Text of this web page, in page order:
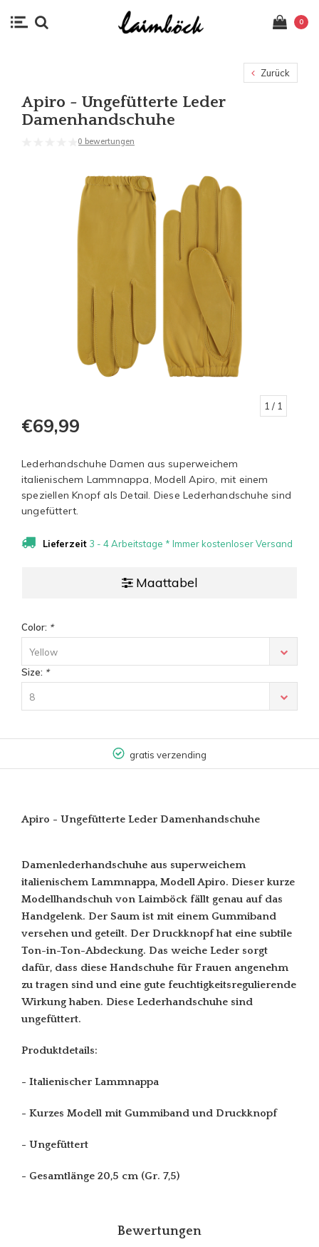
0
Zurück
Apiro - Ungefütterte Leder
Damenhandschuhe
0 bewertungen
1 / 1
€69,99
Lederhandschuhe Damen aus superweichem
italienischem Lammnappa, Modell Apiro, mit einem
speziellen Knopf als Detail. Diese Lederhandschuhe sind
ungefüttert.
Lieferzeit 3 - 4 Arbeitstage * Immer kostenloser Versand
Maattabel
Color: *
Yellow
Size: *
8
gratis verzending
Apiro - Ungefütterte Leder Damenhandschuhe
Damenlederhandschuhe aus superweichem
italienischem Lammnappa, Modell Apiro. Dieser kurze
Modellhandschuh von Laimböck fällt genau auf das
Handgelenk. Der Saum ist mit einem Gummiband
versehen und geteilt. Der Druckknopf hat eine subtile
Ton-in-Ton-Abdeckung. Das weiche Leder sorgt
dafür, dass diese Handschuhe für Frauen angenehm
zu tragen sind und eine gute feuchtigkeitsregulierende
Wirkung haben. Diese Lederhandschuhe sind
ungefüttert.
Produktdetails:
- Italienischer Lammnappa
- Kurzes Modell mit Gummiband und Druckknopf
- Ungefüttert
- Gesamtlänge 20,5 cm (Gr. 7,5)
Bewertungen